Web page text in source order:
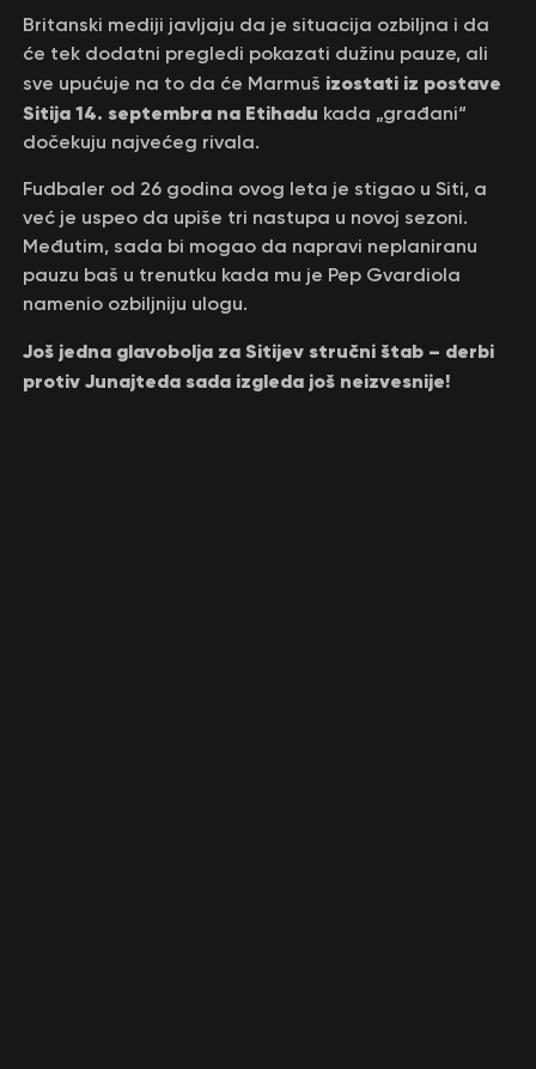
Britanski mediji javljaju da je situacija ozbiljna i da
će tek dodatni pregledi pokazati dužinu pauze, ali
sve upućuje na to da će Marmuš izostati iz postave
Sitija 14. septembra na Etihadu kada „građani“
dočekuju najvećeg rivala.
Fudbaler od 26 godina ovog leta je stigao u Siti, a
već je uspeo da upiše tri nastupa u novoj sezoni.
Međutim, sada bi mogao da napravi neplaniranu
pauzu baš u trenutku kada mu je Pep Gvardiola
namenio ozbiljniju ulogu.
Još jedna glavobolja za Sitijev stručni štab – derbi
protiv Junajteda sada izgleda još neizvesnije!